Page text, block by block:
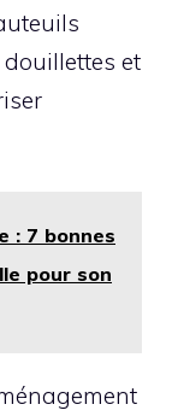
et
: 7 bonnes
pour son